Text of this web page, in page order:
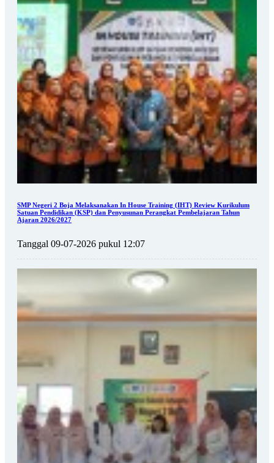
SMP Negeri 2 Boja Melaksanakan In House Training (IHT) Review Kurikulum
Satuan Pendidikan (KSP) dan Penyusunan Perangkat Pembelajaran Tahun
Ajaran 2026/2027
Tanggal 09-07-2026 pukul 12:07